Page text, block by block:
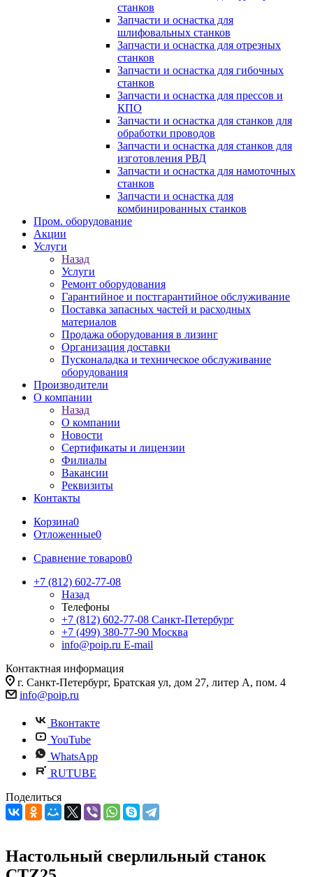
станков
Запчасти и оснастка для
шлифовальных станков
Запчасти и оснастка для отрезных
станков
Запчасти и оснастка для гибочных
станков
Запчасти и оснастка для прессов и
КПО
Запчасти и оснастка для станков для
обработки проводов
Запчасти и оснастка для станков для
изготовления РВД
Запчасти и оснастка для намоточных
станков
Запчасти и оснастка для
комбинированных станков
Пром. оборудование
Акции
Услуги
Назад
Услуги
Ремонт оборудования
Гарантийное и постгарантийное обслуживание
Поставка запасных частей и расходных
материалов
Продажа оборудования в лизинг
Организация доставки
Пусконаладка и техническое обслуживание
оборудования
Производители
О компании
Назад
О компании
Новости
Сертификаты и лицензии
Филиалы
Вакансии
Реквизиты
Контакты
Корзина0
Отложенные0
Сравнение товаров0
+7 (812) 602-77-08
Назад
Телефоны
+7 (812) 602-77-08 Санкт-Петербург
+7 (499) 380-77-90 Москва
info@poip.ru E-mail
Контактная информация
г. Санкт-Петербург, Братская ул, дом 27, литер А, пом. 4
info@poip.ru
Вконтакте
YouTube
WhatsApp
RUTUBE
Поделиться
Настольный сверлильный станок